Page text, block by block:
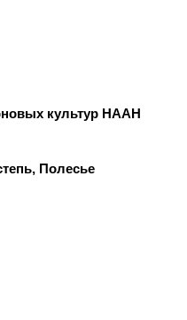
культур НААН
Полесье